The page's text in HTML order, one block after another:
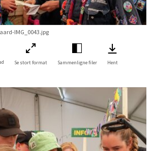
IMG_0043.jpg
Se stort format Sammenligne filer Hent